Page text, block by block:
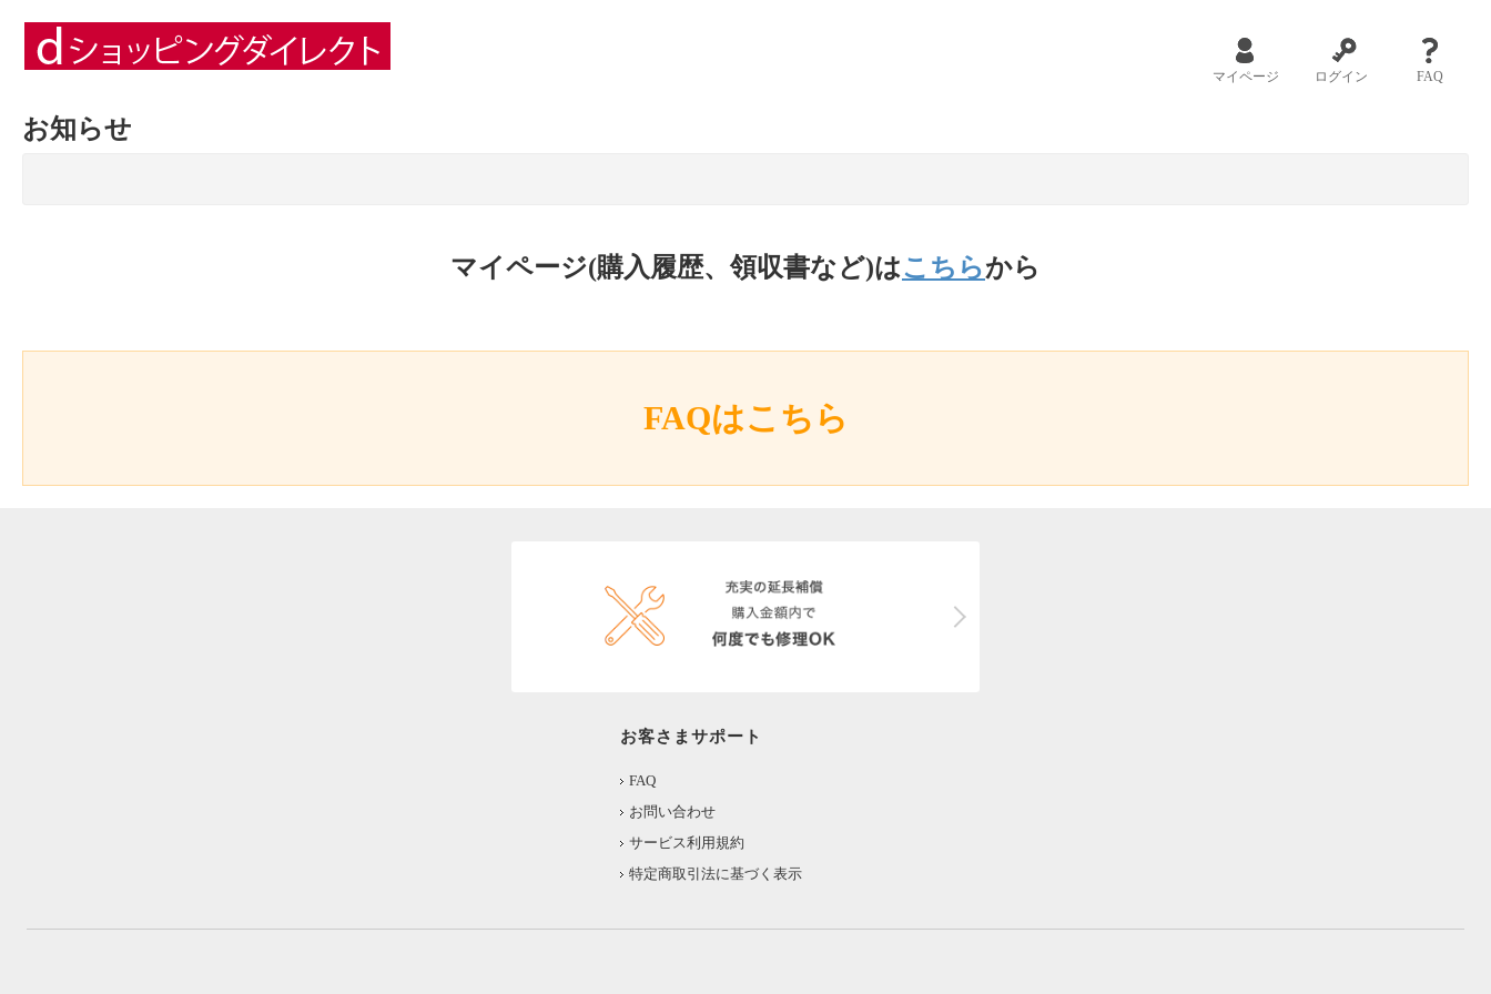
マイページ ログイン FAQ
お知らせ
マイページ(購入履歴、領収書など)はこちらから
FAQはこちら
お客さまサポート
FAQ
お問い合わせ
サービス利用規約
特定商取引法に基づく表示